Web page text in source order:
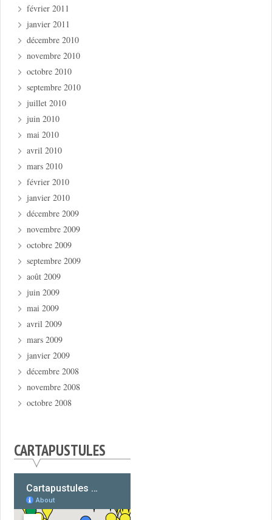
février 2011
janvier 2011
décembre 2010
novembre 2010
octobre 2010
septembre 2010
juillet 2010
juin 2010
mai 2010
avril 2010
mars 2010
février 2010
janvier 2010
décembre 2009
novembre 2009
octobre 2009
septembre 2009
août 2009
juin 2009
mai 2009
avril 2009
mars 2009
janvier 2009
décembre 2008
novembre 2008
octobre 2008
CARTAPUSTULES